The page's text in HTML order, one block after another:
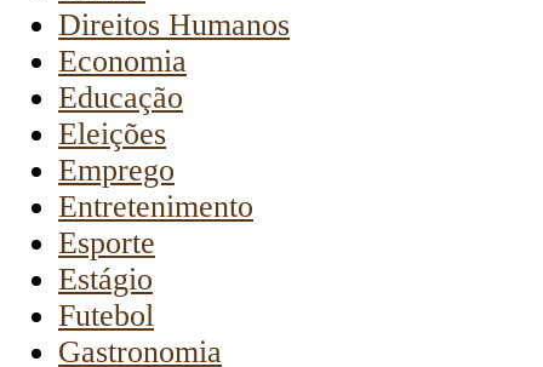
Direitos Humanos
Economia
Educação
Eleições
Emprego
Entretenimento
Esporte
Estágio
Futebol
Gastronomia